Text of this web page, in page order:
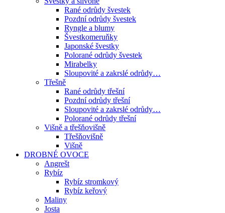
Rané odrůdy švestek
Pozdní odrůdy švestek
Ryngle a blumy
Švestkomeruňky
Japonské švestky
Polorané odrůdy švestek
Mirabelky
Sloupovité a zakrslé odrůdy…
Třešně
Rané odrůdy třešní
Pozdní odrůdy třešní
Sloupovité a zakrslé odrůdy…
Polorané odrůdy třešní
Višně a třešňovišně
Třešňovišně
Višně
DROBNÉ OVOCE
Angrešt
Rybíz
Rybíz stromkový
Rybíz keřový
Maliny
Josta